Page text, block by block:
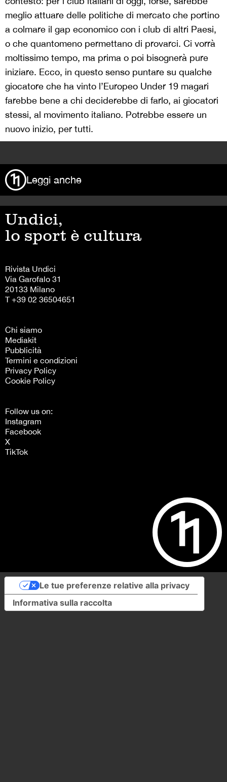
meglio attuare delle politiche di mercato che portino
a colmare il gap economico con i club di altri Paesi,
o che quantomeno permettano di provarci. Ci vorrà
moltissimo tempo, ma prima o poi bisognerà pure
iniziare. Ecco, in questo senso puntare su qualche
giocatore che ha vinto l’Europeo Under 19 magari
farebbe bene a chi deciderebbe di farlo, ai giocatori
stessi, al movimento italiano. Potrebbe essere un
nuovo inizio, per tutti.
Leggi anche
Undici,
lo sport è cultura
Rivista Undici
Via Garofalo 31
20133 Milano
T +39 02 36504651
Chi siamo
Mediakit
Pubblicità
Termini e condizioni
Privacy Policy
Cookie Policy
Follow us on:
Instagram
Facebook
X
TikTok
Informativa sulla raccolta
Le tue preferenze relative alla privacy